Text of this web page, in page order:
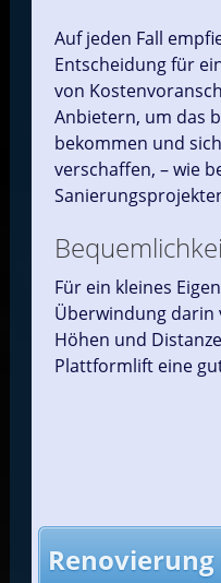
Auf jeden Fall
Entscheidung für
von
Anbietern, um das
bekommen und
verschaffen, – wie
Für ein kleines
Überwindung
Höhen und
Plattformlift eine
Post
navigation